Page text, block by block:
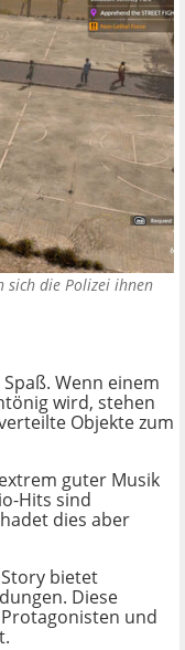
sich die Polizei ihnen
Wenn einem
wird, stehen
Objekte zum
guter Musik
Hits sind
dies aber
bietet
Diese
und